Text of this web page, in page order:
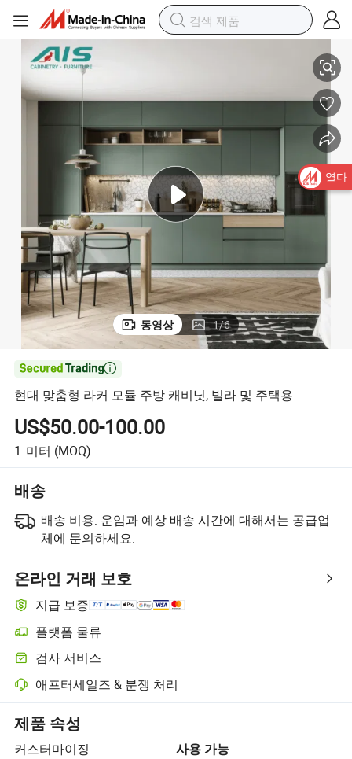
현대 맞춤형 라커 모듈 주방 캐비닛, 빌라 및 주택용
동영상 1/6

현대 맞춤형 라커 모듈 주방 캐비닛, 빌라 및 주택용
US$50.00-100.00
1 미터 (MOQ)
배송
배송 비용: 운임과 예상 배송 시간에 대해서는 공급업
체에 문의하세요.
온라인 거래 보호
지급 보증
플랫폼 물류
플랫폼 지원 물류를 통한 더 명확한 배송 추적
검사 서비스
선택적 선적 전 검사로 품질 및 수량 확인
애프터세일즈 & 분쟁 처리
플랫폼 지원 분쟁 해결, 해당되는 경우 환불 또는 반품 포함.
제품 속성
커스터마이징
사용 가능
열다